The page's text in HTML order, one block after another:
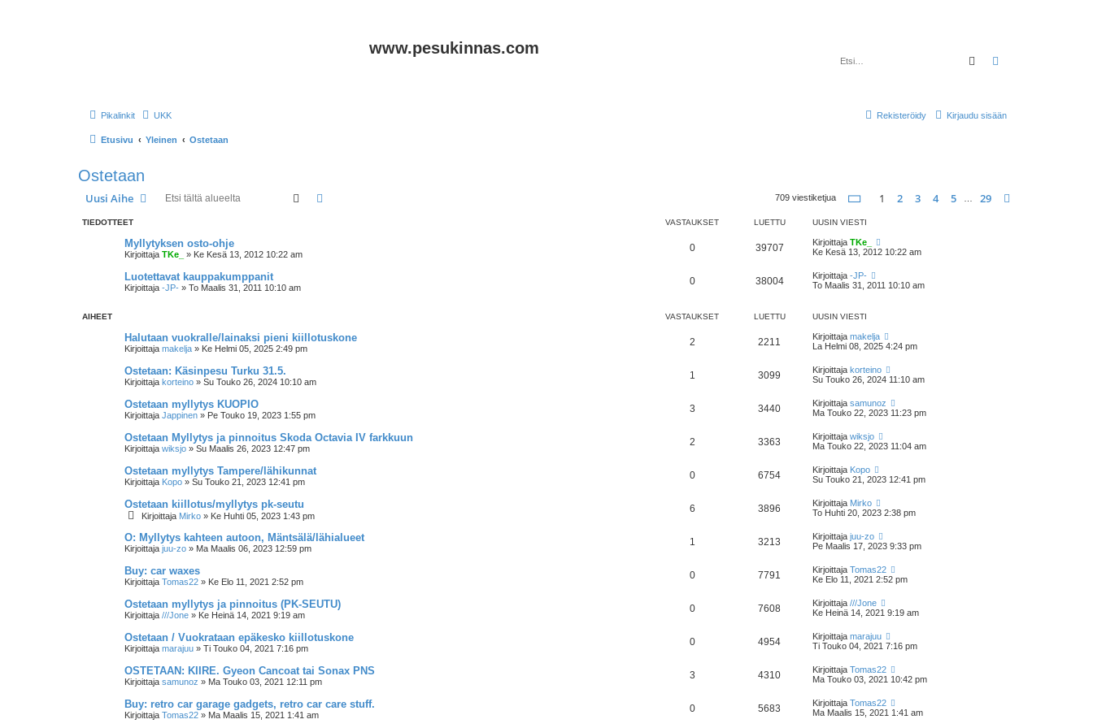
www.pesukinnas.com
Etsi
Pikalinkit UKK Kirjaudu sisään
Rekisteröidy
Etusivu Yleinen Ostetaan
Ostetaan
Uusi Aihe Etsi 709 viestiketjua Sivu 29
1 2 3 4 5 29
TIEDOTTEET VASTAUKSET LUETTU UUSIN VIESTI
Myllytyksen osto-ohje
Kirjoittaja TKe_ » Ke Kesä 13, 2012 10:22 am
0 39707 Kirjoittaja TKe_
Ke Kesä 13, 2012 10:22 am
Luotettavat kauppakumppanit
Kirjoittaja -JP- » To Maalis 31, 2011 10:10 am
0 38004 Kirjoittaja -JP-
To Maalis 31, 2011 10:10 am
AIHEET VASTAUKSET LUETTU UUSIN VIESTI
Halutaan vuokralle/lainaksi pieni kiillotuskone
Kirjoittaja makelja » Ke Helmi 05, 2025 2:49 pm
2 2211 Kirjoittaja makelja
La Helmi 08, 2025 4:24 pm
Ostetaan: Käsinpesu Turku 31.5.
Kirjoittaja korteino » Su Touko 26, 2024 10:10 am
1 3099 Kirjoittaja korteino
Su Touko 26, 2024 11:10 am
Ostetaan myllytys KUOPIO
Kirjoittaja Jappinen » Pe Touko 19, 2023 1:55 pm
3 3440 Kirjoittaja samunoz
Ma Touko 22, 2023 11:23 pm
Ostetaan Myllytys ja pinnoitus Skoda Octavia IV farkkuun
Kirjoittaja wiksjo » Su Maalis 26, 2023 12:47 pm
2 3363 Kirjoittaja wiksjo
Ma Touko 22, 2023 11:04 am
Ostetaan myllytys Tampere/lähikunnat
Kirjoittaja Kopo » Su Touko 21, 2023 12:41 pm
0 6754 Kirjoittaja Kopo
Su Touko 21, 2023 12:41 pm
Ostetaan kiillotus/myllytys pk-seutu
Kirjoittaja Mirko » Ke Huhti 05, 2023 1:43 pm
6 3896 Kirjoittaja Mirko
To Huhti 20, 2023 2:38 pm
O: Myllytys kahteen autoon, Mäntsälä/lähialueet
Kirjoittaja juu-zo » Ma Maalis 06, 2023 12:59 pm
1 3213 Kirjoittaja juu-zo
Pe Maalis 17, 2023 9:33 pm
Buy: car waxes
Kirjoittaja Tomas22 » Ke Elo 11, 2021 2:52 pm
0 7791 Kirjoittaja Tomas22
Ke Elo 11, 2021 2:52 pm
Ostetaan myllytys ja pinnoitus (PK-SEUTU)
Kirjoittaja ///Jone » Ke Heinä 14, 2021 9:19 am
0 7608 Kirjoittaja ///Jone
Ke Heinä 14, 2021 9:19 am
Ostetaan / Vuokrataan epäkesko kiillotuskone
Kirjoittaja marajuu » Ti Touko 04, 2021 7:16 pm
0 4954 Kirjoittaja marajuu
Ti Touko 04, 2021 7:16 pm
OSTETAAN: KIIRE. Gyeon Cancoat tai Sonax PNS
Kirjoittaja samunoz » Ma Touko 03, 2021 12:11 pm
3 4310 Kirjoittaja Tomas22
Ma Touko 03, 2021 10:42 pm
Buy: retro car garage gadgets, retro car care stuff.
Kirjoittaja Tomas22 » Ma Maalis 15, 2021 1:41 am
0 5683 Kirjoittaja Tomas22
Ma Maalis 15, 2021 1:41 am